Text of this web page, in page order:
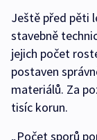
Ještě před pěti
stavebně
jejich počet
postaven
materiálů. Za
tisíc korun.
„Počet sporů